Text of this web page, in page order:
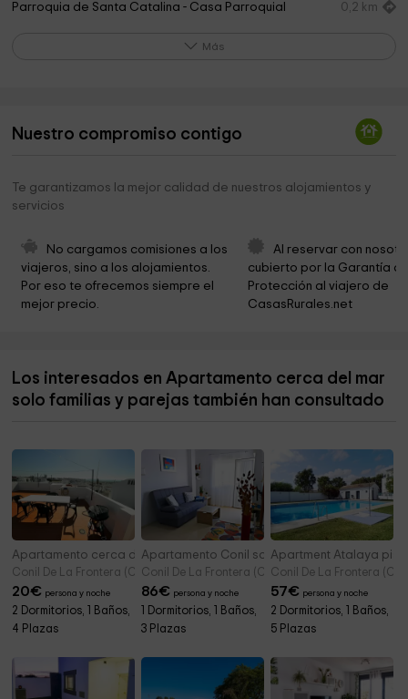
Parroquia de Santa Catalina - Casa Parroquial 0,2 km
Parroquia De Santa Catalina Casaparroquial 0,3 km
documentación del mar, el atún y las almadrabas
Sendero Cabo TRAFALGAR 0,7 km
6,1 km
Más
Nuestro compromiso contigo
Te garantizamos la mejor calidad de nuestros alojamientos y
servicios
No cargamos comisiones a los
viajeros, sino a los alojamientos.
Por eso te ofrecemos siempre el
mejor precio.
Al reservar con
cubierto por la Garantía
Protección al viajero de
CasasRurales.net
Los interesados en Apartamento cerca del mar
solo familias y parejas también han consultado
Apartamento cerca del mar con barbacoa II
Conil De La Frontera (Cádiz)
20€ persona y noche
2 Dormitorios, 1 Baños,
4 Plazas
Apartamento Conil solo para familias y
Conil De La Frontera (Cádiz)
86€ persona y noche
1 Dormitorios, 1 Baños,
3 Plazas
Apartment Atalaya
Conil De La Frontera
57€ persona y noche
2 Dormitorios, 1 Baños,
5 Plazas